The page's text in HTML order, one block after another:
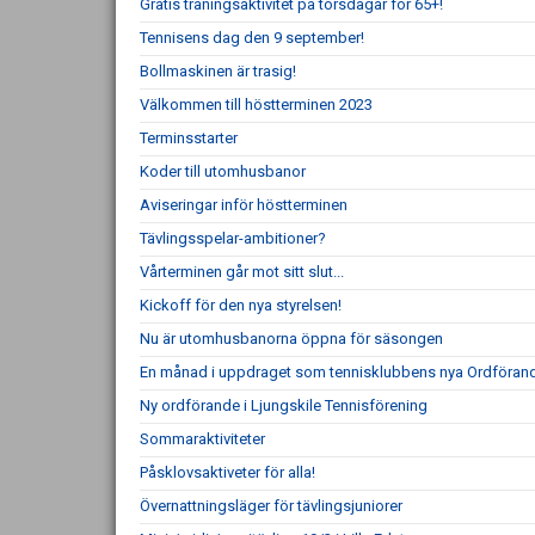
Gratis träningsaktivitet på torsdagar för 65+!
Tennisens dag den 9 september!
Bollmaskinen är trasig!
Välkommen till höstterminen 2023
Terminsstarter
Koder till utomhusbanor
Aviseringar inför höstterminen
Tävlingsspelar-ambitioner?
Vårterminen går mot sitt slut...
Kickoff för den nya styrelsen!
Nu är utomhusbanorna öppna för säsongen
En månad i uppdraget som tennisklubbens nya
Ny ordförande i Ljungskile Tennisförening
Sommaraktiviteter
Påsklovsaktiveter för alla!
Övernattningsläger för tävlingsjuniorer